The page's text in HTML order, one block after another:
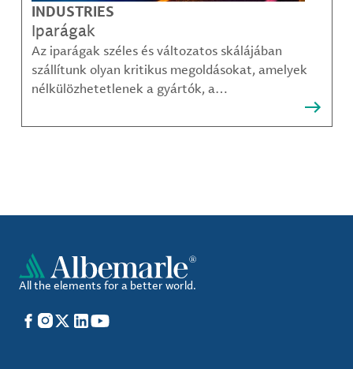
INDUSTRIES
Iparágak
Az iparágak széles és változatos skálájában
szállítunk olyan kritikus megoldásokat, amelyek
nélkülözhetetlenek a gyártók, a
kompozit-anyag készítők és mások számára.
All the elements for a better world.
Facebook
Instagram
X LinkedIn
YouTube